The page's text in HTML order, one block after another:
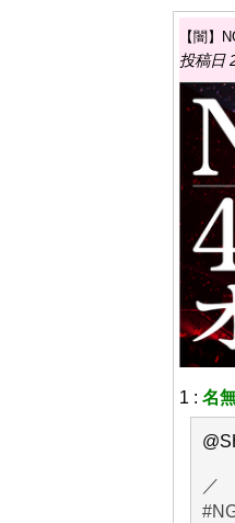
【闇】
投稿日
1 : 名
／